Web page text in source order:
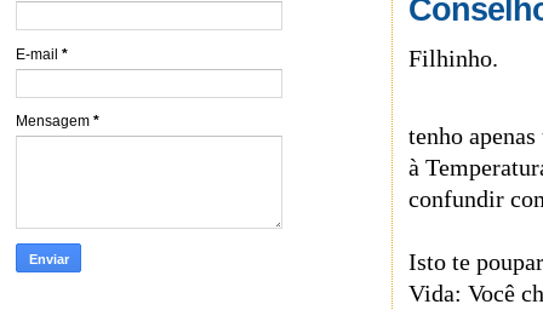
Filhinho.
tenho
à
confundir
Isto te
Vida: Você
E-mail *
Mensagem *